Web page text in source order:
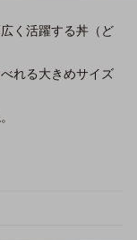
く活躍する丼（ど
れる大きめサイズ